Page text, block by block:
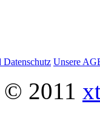
Datenschutz Unsere
© 2011